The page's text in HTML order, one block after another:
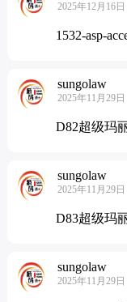
2025年12月16日
1532-asp-
sungolaw
2025年11月29日
D82超级玛
sungolaw
2025年11月29日
D83超级玛
sungolaw
2025年11月29日